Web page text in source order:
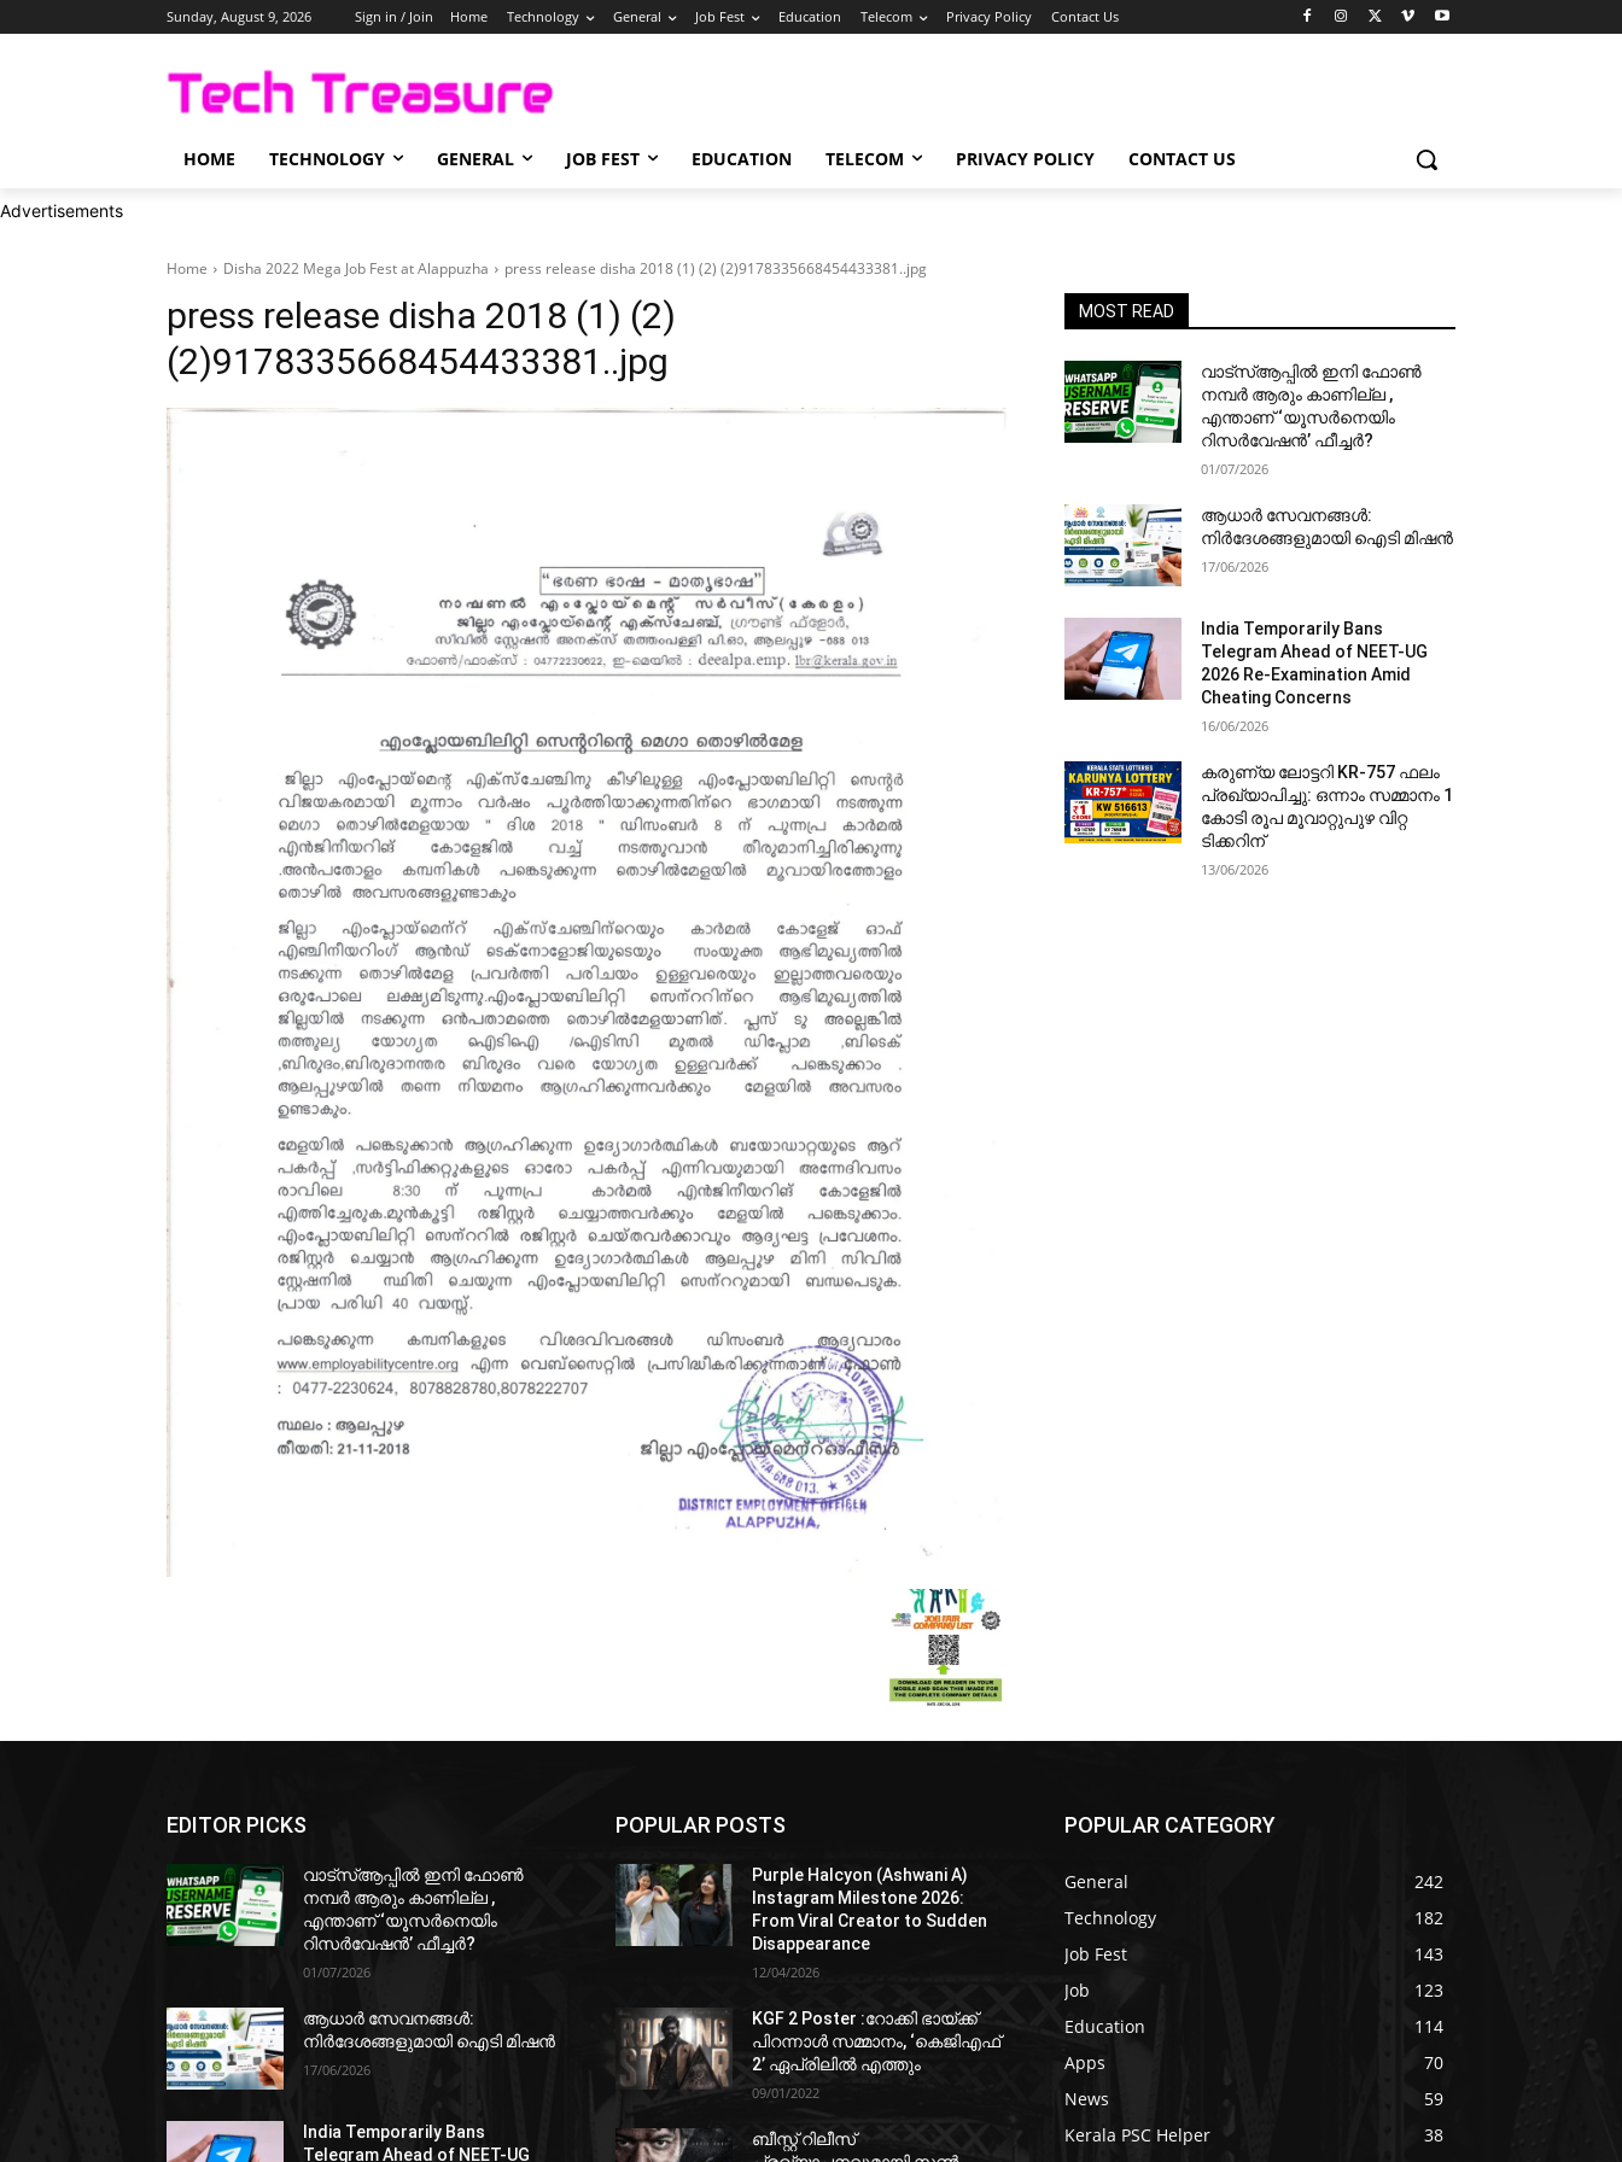
Sunday, August 9, 2026 Sign in / Join Home Technology General Job Fest Education Telecom Privacy Policy Contact Us
HOME TECHNOLOGY GENERAL JOB FEST EDUCATION TELECOM PRIVACY POLICY CONTACT US
Advertisements
Home Disha 2022 Mega Job Fest at Alappuzha press release disha 2018 (1) (2) (2)9178335668454433381..jpg
press release disha 2018 (1) (2)
(2)9178335668454433381..jpg
MOST READ
വാട്‌സ്ആപ്പിൽ ഇനി ഫോൺ
നമ്പർ ആരും കാണില്ല ,
എന്താണ് ‘യൂസർനെയിം
റിസർവേഷൻ’ ഫീച്ചർ?
01/07/2026
ആധാർ സേവനങ്ങൾ:
നിർദേശങ്ങളുമായി ഐടി മിഷൻ
17/06/2026
India Temporarily Bans
Telegram Ahead of NEET-UG
2026 Re-Examination Amid
Cheating Concerns
16/06/2026
കരുണ്യ ലോട്ടറി KR-757 ഫലം
പ്രഖ്യാപിച്ചു: ഒന്നാം സമ്മാനം 1
കോടി രൂപ മൂവാറ്റുപുഴ വിറ്റ
ടിക്കറിന്
13/06/2026
EDITOR PICKS
വാട്‌സ്ആപ്പിൽ ഇനി ഫോൺ
നമ്പർ ആരും കാണില്ല ,
എന്താണ് ‘യൂസർനെയിം
റിസർവേഷൻ’ ഫീച്ചർ?
01/07/2026
ആധാർ സേവനങ്ങൾ:
നിർദേശങ്ങളുമായി ഐടി മിഷൻ
17/06/2026
India Temporarily Bans
Telegram Ahead of NEET-UG
POPULAR POSTS
Purple Halcyon (Ashwani A)
Instagram Milestone 2026:
From Viral Creator to Sudden
Disappearance
12/04/2026
KGF 2 Poster :റോക്കി ഭായ്ക്ക്
പിറന്നാൾ സമ്മാനം, ‘കെജിഎഫ്
2’ ഏപ്രിലിൽ എത്തും
09/01/2022
ബീസ്റ്റ് റിലീസ്
POPULAR CATEGORY
General
242
Technology
182
Job Fest
143
Job
123
Education
114
Apps
70
News
59
Kerala PSC Helper
38